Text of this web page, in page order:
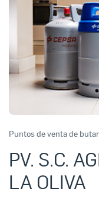
Puntos de venta de
PV. S.C.
LA OLIVA